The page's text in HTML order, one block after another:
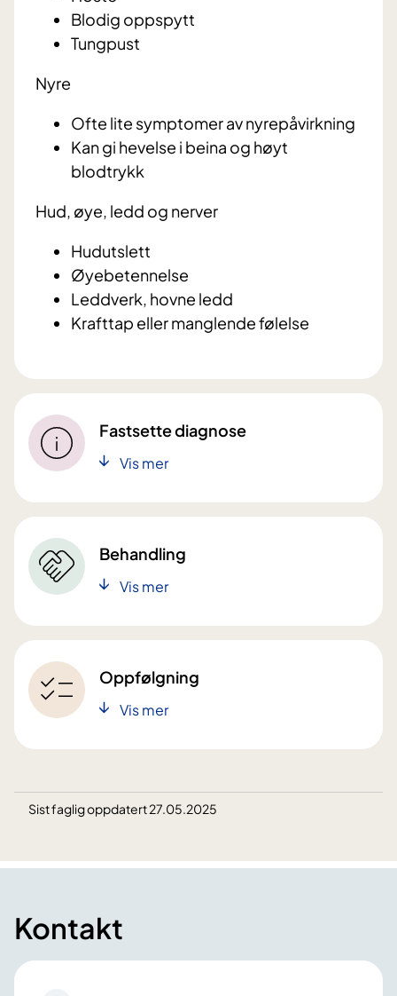
Blodig oppspytt
Tungpust
Nyre
Ofte lite symptomer av nyrepåvirkning
Kan gi hevelse i beina og høyt
blodtrykk
Hud, øye, ledd og nerver
Hudutslett
Øyebetennelse
Leddverk, hovne ledd
Krafttap eller manglende følelse
Fastsette diagnose
Vis mer
Behandling
Vis mer
Oppfølgning
Vis mer
Sist faglig oppdatert 27.05.2025
Kontakt